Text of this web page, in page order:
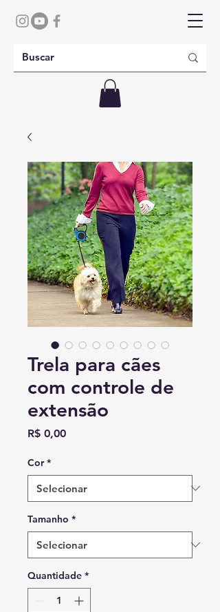
Trela para cães
com controle de
extensão
R$ 0,00Preço
Cor *
Tamanho *
Quantidade *